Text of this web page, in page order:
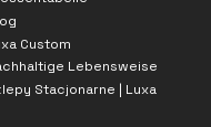
Custom
Lebensweise
Stacjonarne | Luxa